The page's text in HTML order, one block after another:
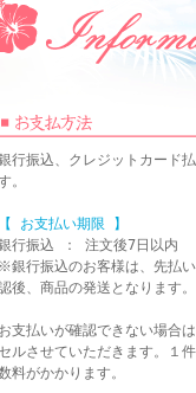
行振込、クレジットカード
。
【 お支払い期限 】
行振込 ： 注文後7日以内
※銀行振込のお客様は、先払
後、商品の発送となります。
お支払いが確認できない場合
セルさせていただきます。１
料がかかります。